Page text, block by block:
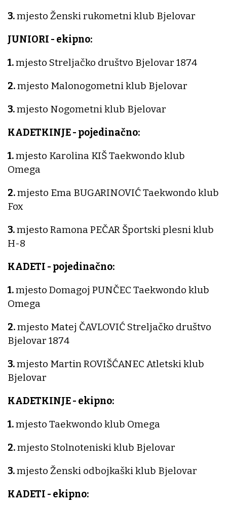
3.mjesto Ženski rukometni klub Bjelovar
JUNIORI - ekipno:
1.mjesto Streljačko društvo Bjelovar 1874
2.mjesto Malonogometni klub Bjelovar
3.mjesto Nogometni klub Bjelovar
KADETKINJE - pojedinačno:
1.mjesto Karolina KIŠ Taekwondo klub
Omega
2.mjesto Ema BUGARINOVIĆ Taekwondo klub
Fox
3.mjesto Ramona PEČAR Športski plesni klub
H-8
KADETI - pojedinačno:
1.mjesto Domagoj PUNČEC Taekwondo klub
Omega
2.mjesto Matej ČAVLOVIĆ Streljačko društvo
Bjelovar 1874
3.mjesto Martin ROVIŠĆANEC Atletski klub
Bjelovar
KADETKINJE - ekipno:
1.mjesto Taekwondo klub Omega
2.mjesto Stolnoteniski klub Bjelovar
3.mjesto Ženski odbojkaški klub Bjelovar
KADETI - ekipno: